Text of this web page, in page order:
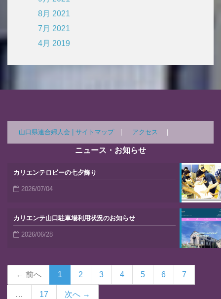
8月 2021
7月 2021
4月 2019
山口県連合婦人会 | サイトマップ| アクセス
ニュース・お知らせ
カリエンテロビーの七夕飾り
2026/07/04
カリエンテ山口駐車場利用状況のお知らせ
2026/06/28
← 前へ 1 2 3 4 5 6 7
… 17 次へ →